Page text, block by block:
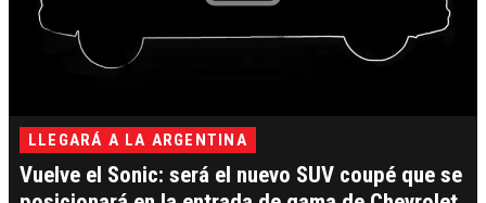
LLEGARÁ A LA ARGENTINA
Vuelve el Sonic: será el nuevo SUV coupé que se